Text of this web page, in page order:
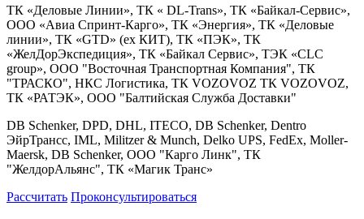
ТК «Деловые Линии», ТК « DL-Trans», ТК «Байкал-Сервис»,
ООО «Авиа Спринт-Карго», ТК «Энергия», ТК «Деловые
линии», ТК «GTD» (ex КИТ), ТК «ПЭК», ТК
«ЖелДорЭкспедиция», ТК «Байкал Сервис», ТЭК «CLC
group», OOO "Восточная Транспортная Компания", ТК
"ТРАСКО", НКС Логистика, ТК VOZOVOZ ТК VOZOVOZ,
ТК «РАТЭК», ООО "Балтийская Служба Доставки"
DB Schenker, DPD, DHL, ITECO, DB Schenker, Dentro
ЭйрТрансс, IML, Militzer & Munch, Delko UPS, FedEx, Moller-
Maersk, DB Schenker, ООО "Карго Линк", ТК
"ЖелдорАльянс", ТК «Магик Транс»
Рассчитать Проконсультироваться